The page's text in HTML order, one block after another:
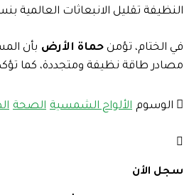
النظيفة تقليل الانبعاثات العالمية
في الختام، تؤمنحماة الأرض بأن
مصادر طاقة نظيفة ومتجددة، كما
الوسوم الألواح الشمسية الصحة
سجل الأن